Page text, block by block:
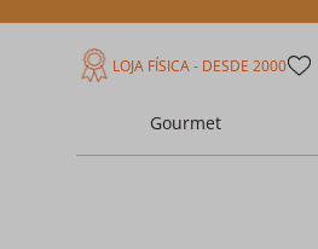
LOJA FÍSICA - DESDE 2000
Gourmet